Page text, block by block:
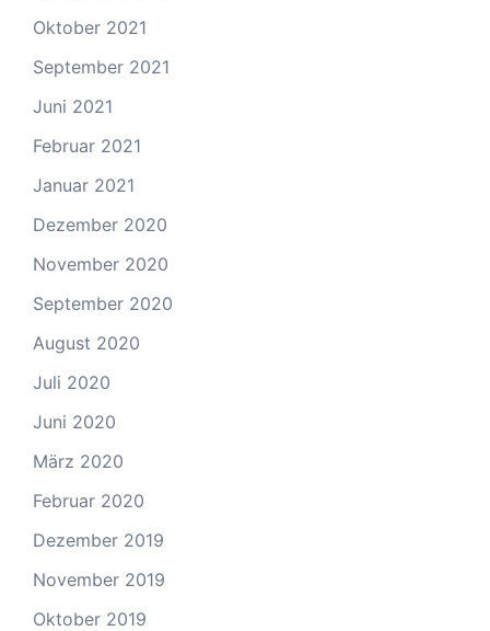
Oktober 2021
September 2021
Juni 2021
Februar 2021
Januar 2021
Dezember 2020
November 2020
September 2020
August 2020
Juli 2020
Juni 2020
März 2020
Februar 2020
Dezember 2019
November 2019
Oktober 2019